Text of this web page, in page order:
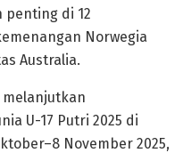
penting di 12
Norwegia
Australia.
melanjutkan
U-17 Putri 2025 di
November 2025,